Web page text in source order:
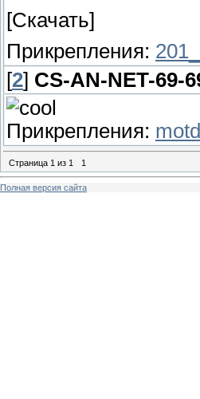
[Скачать]
Прикрепления:
[2] CS-AN-NET-69-
Прикрепления:
Страница 1 из 1 1
Полная версия сайта